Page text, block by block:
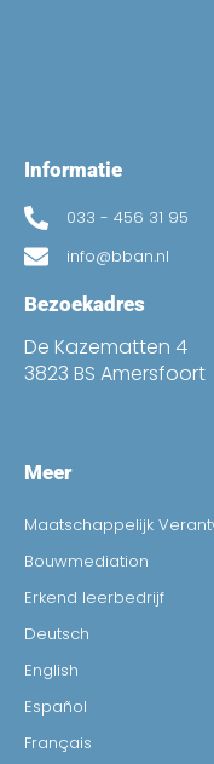
Informatie
033 - 456 31 95
info@bban.nl
Bezoekadres
De Kazematten 4
3823 BS Amersfoort
Meer
Maatschappelijk
Bouwmediation
Erkend leerbedrijf
Deutsch
English
Español
Français